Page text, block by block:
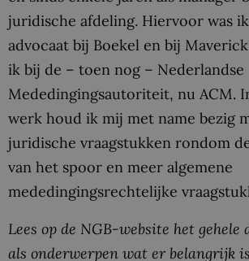
juridische afdeling. Hiervoor was
advocaat bij Boekel en bij
ik bij de – toen nog – Nederlandse
Mededingingsautoriteit, nu ACM.
werk houd ik mij met name bezig
juridische vraagstukken rondom
van het spoor en meer algemene
mededingingsrechtelijke
Lees op de NGB-website het
als onderwerpen wat er belangrijk